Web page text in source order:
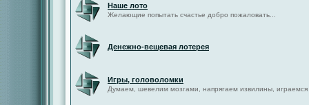
Наше лото
Желающие попытать счастье добро пожаловать...
Денежно-вещевая лотерея
Игры, головоломки
Думаем, шевелим мозгами, напрягаем извилины,